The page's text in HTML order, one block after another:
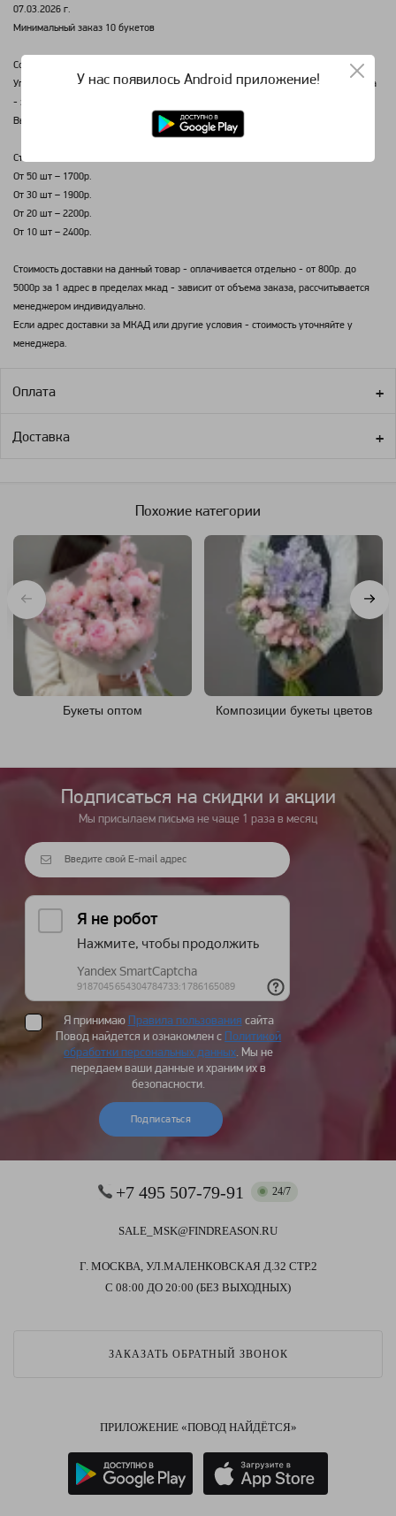
07.03.2026 г.
Минимальный заказ 10 букетов
Состав: евро белая, диантус кустовой розовый, гениста розовая.
Упаковка: тишью белая, фомиран нежно розовый. Открытка на прищепке "Весна
- это ты Цвети!"
Высота: 35 см Диаметр 13 см
Стоимость:
От 50 шт – 1700р.
От 30 шт – 1900р.
От 20 шт – 2200р.
От 10 шт – 2400р.
Стоимость доставки на данный товар - оплачивается отдельно - от 800р. до
5000р за 1 адрес в пределах мкад - зависит от объема заказа, рассчитывается
менеджером индивидуально.
Если адрес доставки за МКАД или другие условия - стоимость уточняйте у
менеджера.
Оплата
Доставка
Похожие категории
Букеты оптом Композиции букеты цветов
Подписаться на cкидки и акции
Мы присылаем письма не чаще 1 раза в месяц
Я принимаю Правила пользования сайта
Повод найдется и ознакомлен с Политикой
обработки персональных данных. Мы не
передаем ваши данные и храним их в
безопасности.
Подписаться
+7 495 507-79-91 24/7
SALE_MSK@FINDREASON.RU
Г. МОСКВА, УЛ.МАЛЕНКОВСКАЯ Д.32 СТР.2
С 08:00 ДО 20:00 (БЕЗ ВЫХОДНЫХ)
ЗАКАЗАТЬ ОБРАТНЫЙ ЗВОНОК
ПРИЛОЖЕНИЕ «ПОВОД НАЙДЁТСЯ»
У нас появилось Android приложение!